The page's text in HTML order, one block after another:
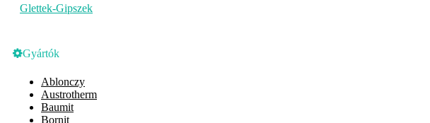
Glettek-Gipszek
Gyártók
Ablonczy
Austrotherm
Baumit
Bornit